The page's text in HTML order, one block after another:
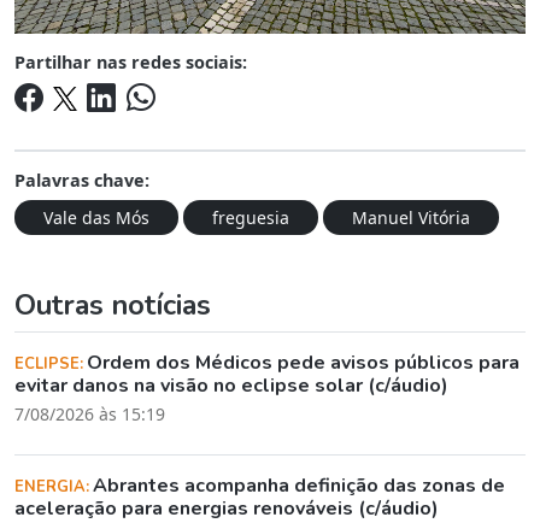
Partilhar nas redes sociais:
Palavras chave:
Vale das Mós
freguesia Manuel Vitória
Outras notícias
ECLIPSE: Ordem dos Médicos pede avisos públicos para
evitar danos na visão no eclipse solar (c/áudio)
7/08/2026 às 15:19
ENERGIA:Abrantes acompanha definição das zonas de
aceleração para energias renováveis (c/áudio)